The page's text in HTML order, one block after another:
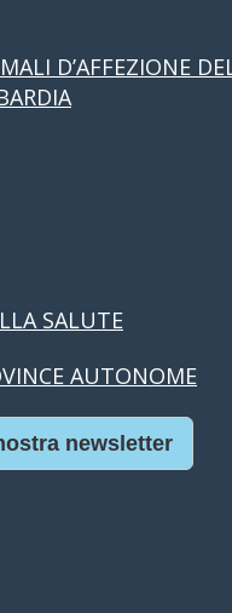
D’AFFEZIONE
SALUTE
AUTONOME
newsletter